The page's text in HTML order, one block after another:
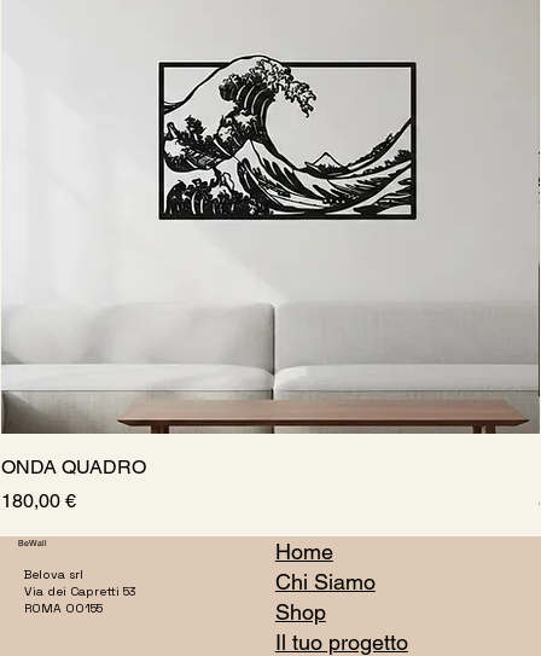
ONDA QUADRO
Prezzo
180,00 €
BeWall
Belova srl
Via dei Capretti 53
ROMA 00155
Home
Chi Siamo
Shop
Il tuo progetto